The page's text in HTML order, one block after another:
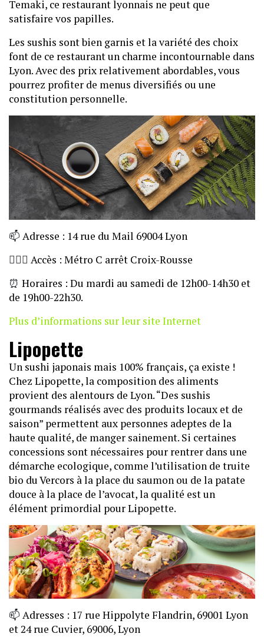
Temaki, ce restaurant lyonnais ne peut que
satisfaire vos papilles.
Les sushis sont bien garnis et la variété des choix
font de ce restaurant un charme incontournable dans
Lyon. Avec des prix relativement abordables, vous
pourrez profiter de menus diversifiés ou une
constitution personnelle.
📫 Adresse : 14 rue du Mail 69004 Lyon
🏃🏼‍♀️ Accès : Métro C arrêt Croix-Rousse
⏰ Horaires : Du mardi au samedi de 12h00-14h30 et
de 19h00-22h30.
Plus d’informations sur leur site Internet
Lipopette
Un sushi japonais mais 100% français, ça existe !
Chez Lipopette, la composition des aliments
provient des alentours de Lyon. “Des sushis
gourmands réalisés avec des produits locaux et de
saison” permettent aux personnes adeptes de la
haute qualité, de manger sainement. Si certaines
concessions sont nécessaires pour rentrer dans une
démarche ecologique, comme l’utilisation de truite
bio du Vercors à la place du saumon ou de la patate
douce à la place de l’avocat, la qualité est un
élément primordial pour Lipopette.
📫 Adresses : 17 rue Hippolyte Flandrin, 69001 Lyon
et 24 rue Cuvier, 69006, Lyon